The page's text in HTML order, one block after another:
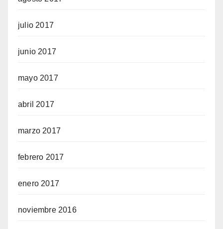
julio 2017
junio 2017
mayo 2017
abril 2017
marzo 2017
febrero 2017
enero 2017
noviembre 2016